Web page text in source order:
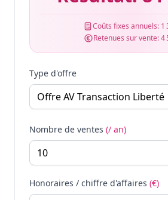
Coûts fixes annuels: 1
Retenues sur vente:4
Type d'offre
Nombre de ventes (/ an)
Honoraires / chiffre d'affaires (€)